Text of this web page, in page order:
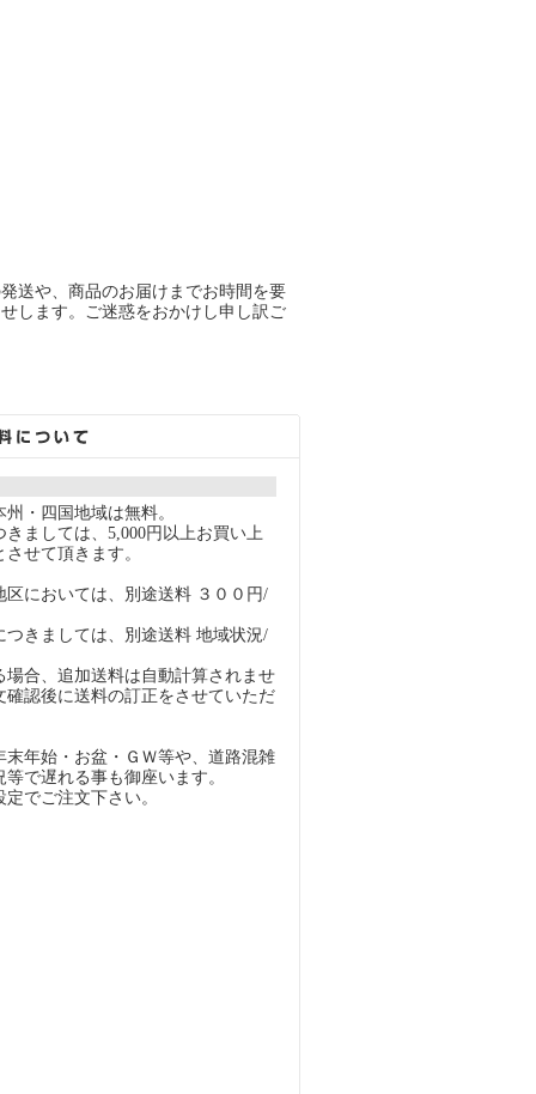
送や、商品のお届けまでお時間を要
します。ご迷惑をおかけし申し訳ご
・四国地域は無料。
きましては、5,000円以上お買い上
せて頂きます。
区においては、別途送料 ３００円/
つきましては、別途送料 地域状況/
場合、追加送料は自動計算されませ
確認後に送料の訂正をさせていただ
末年始・お盆・ＧＷ等や、道路混雑
で遅れる事も御座います。
でご注文下さい。